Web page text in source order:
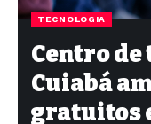
TECNOLOGIA
Centro
Cuiabá
gratuitos